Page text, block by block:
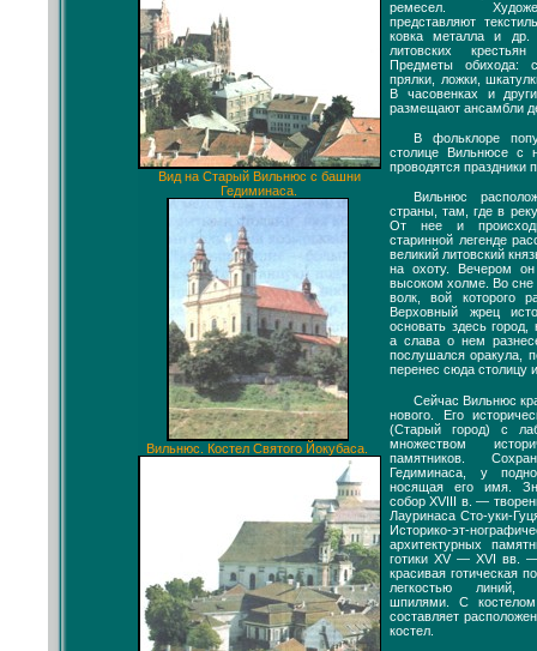
Вид на Старый Вильнюс с башни
Гедиминаса.
Вильнюс. Костел Святого Йокубаса.
ремесел.
представляют
ковка металла и др.
литовских
Предметы обихода:
прялки, ложки,
В часовенках и
размещают ансамбли
В фольклоре
столице Вильнюсе с
проводятся праздники
Вильнюс
страны, там, где в
От нее и
старинной легенде
великий литовский
на охоту. Вечером
высоком холме. Во
волк, вой которого
Верховный жрец
основать здесь
а слава о нем
послушался оракула,
перенес сюда столицу
Сейчас Вильнюс
нового. Его
(Старый город) с
множеством
памятников.
Гедиминаса, у
носящая его имя.
собор XVIII в. —
Лауринаса Сто-уки-
Историко-эт-
архитектурных
готики XV — XVI вв.
красивая готическая
легкостью линий,
шпилями. С
составляет
костел.